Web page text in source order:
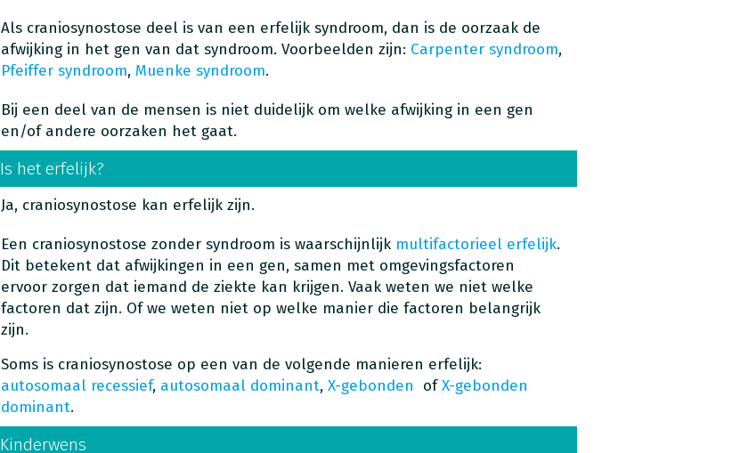
Als craniosynostose deel is van een erfelijk syndroom, dan is de oorzaak de
afwijking in het gen van dat syndroom. Voorbeelden zijn: Carpenter syndroom,
Pfeiffer syndroom, Muenke syndroom.
Bij een deel van de mensen is niet duidelijk om welke afwijking in een gen
en/of andere oorzaken het gaat.
Is het erfelijk?
Ja, craniosynostose kan erfelijk zijn.
Een craniosynostose zonder syndroom is waarschijnlijk multifactorieel erfelijk.
Dit betekent dat afwijkingen in een gen, samen met omgevingsfactoren
ervoor zorgen dat iemand de ziekte kan krijgen. Vaak weten we niet welke
factoren dat zijn. Of we weten niet op welke manier die factoren belangrijk
zijn.
Soms is craniosynostose op een van de volgende manieren erfelijk:
autosomaal recessief, autosomaal dominant, X-gebonden ofX-gebonden
dominant.
Kinderwens